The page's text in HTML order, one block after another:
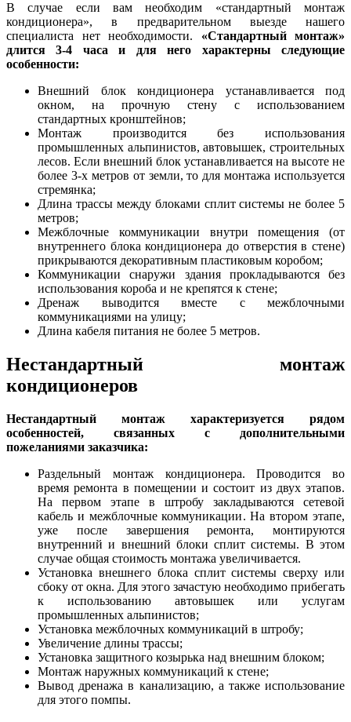
В случае если вам необходим «стандартный монтаж
кондиционера», в предварительном выезде нашего
специалиста нет необходимости. «Стандартный монтаж»
длится 3-4 часа и для него характерны следующие
особенности:
Внешний блок кондиционера устанавливается под
окном, на прочную стену с использованием
стандартных кронштейнов;
Монтаж производится без использования
промышленных альпинистов, автовышек, строительных
лесов. Если внешний блок устанавливается на высоте не
более 3-х метров от земли, то для монтажа используется
стремянка;
Длина трассы между блоками сплит системы не более 5
метров;
Межблочные коммуникации внутри помещения (от
внутреннего блока кондиционера до отверстия в стене)
прикрываются декоративным пластиковым коробом;
Коммуникации снаружи здания прокладываются без
использования короба и не крепятся к стене;
Дренаж выводится вместе с межблочными
коммуникациями на улицу;
Длина кабеля питания не более 5 метров.
Нестандартный монтаж
кондиционеров
Нестандартный монтаж характеризуется рядом
особенностей, связанных с дополнительными
пожеланиями заказчика:
Раздельный монтаж кондиционера. Проводится во
время ремонта в помещении и состоит из двух этапов.
На первом этапе в штробу закладываются сетевой
кабель и межблочные коммуникации. На втором этапе,
уже после завершения ремонта, монтируются
внутренний и внешний блоки сплит системы. В этом
случае общая стоимость монтажа увеличивается.
Установка внешнего блока сплит системы сверху или
сбоку от окна. Для этого зачастую необходимо прибегать
к использованию автовышек или услугам
промышленных альпинистов;
Установка межблочных коммуникаций в штробу;
Увеличение длины трассы;
Установка защитного козырька над внешним блоком;
Монтаж наружных коммуникаций к стене;
Вывод дренажа в канализацию, а также использование
для этого помпы.